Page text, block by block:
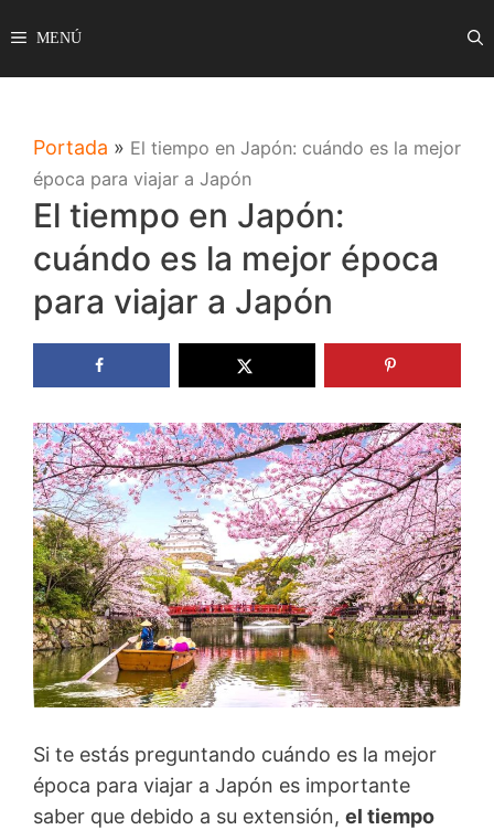
al
contenido
MENÚ
Portada » El tiempo en Japón: cuándo es la mejor
época para viajar a Japón
El tiempo en Japón:
cuándo es la mejor época
para viajar a Japón
Si te estás preguntando cuándo es la mejor
época para viajar a Japón es importante
saber que debido a su extensión, el tiempo